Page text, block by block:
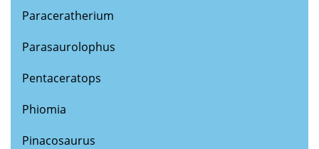
Paraceratherium
Parasaurolophus
Pentaceratops
Phiomia
Pinacosaurus